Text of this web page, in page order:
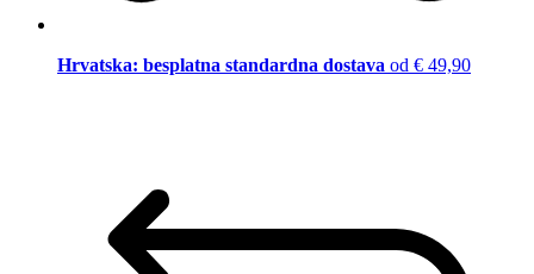
Hrvatska: besplatna standardna dostava od € 49,90